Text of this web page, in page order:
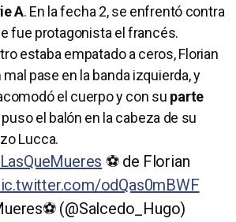
A. En la fecha 2, se enfrentó contra
fue protagonista el francés.
estaba empatado a ceros, Florian
pase en la banda izquierda, y
el cuerpo y con su parte
puso el balón en la cabeza de su
Lucca.
⚽️ de Florian
odQas0mBWF
(@Salcedo_Hugo)